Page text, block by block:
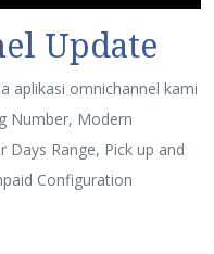
Update
aplikasi omnichannel kami
Number, Modern
Range, Pick up and
Configuration